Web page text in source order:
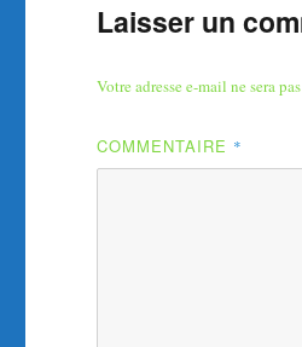
Laisser un
Votre adresse e-mail ne sera
COMMENTAIRE *